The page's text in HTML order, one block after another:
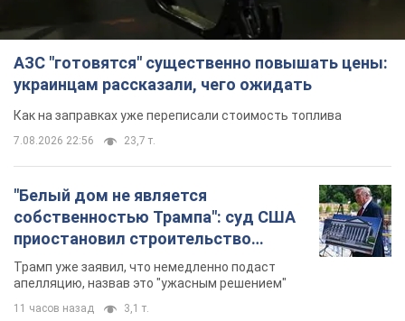
АЗС "готовятся" существенно повышать цены:
украинцам рассказали, чего ожидать
Как на заправках уже переписали стоимость топлива
7.08.2026 22:56 23,7 т.
"Белый дом не является
собственностью Трампа": суд США
приостановил строительство
бального зала стоимостью 400 млн
долларов
Трамп уже заявил, что немедленно подаст
апелляцию, назвав это "ужасным решением"
11 часов назад 3,1 т.